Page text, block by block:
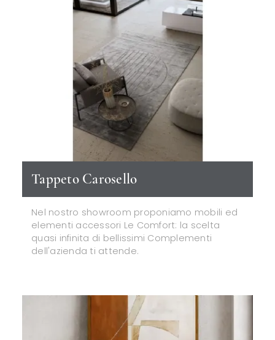
Tappeto Carosello
Nel nostro showroom proponiamo mobili ed
elementi accessori Le Comfort: la scelta
quasi infinita di bellissimi Complementi
dell'azienda ti attende.